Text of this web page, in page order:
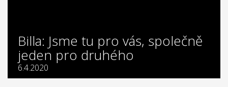
Billa: Jsme tu pro vás, společně
jeden pro druhého
6.4.2020